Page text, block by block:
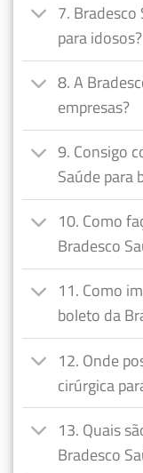
7.
para idosos?
8. A
empresas?
9. Consigo
Saúde para
10. Como
Bradesco
11. Como
boleto da
12. Onde
cirúrgica
13. Quais
Bradesco